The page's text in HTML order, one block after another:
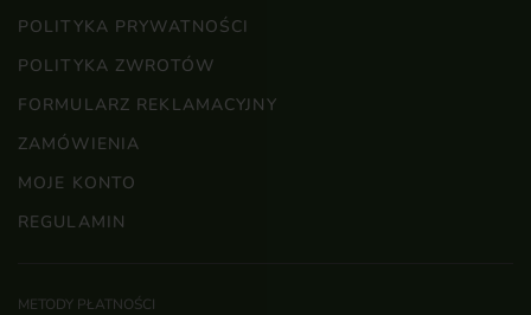
POLITYKA PRYWATNOŚCI
POLITYKA ZWROTÓW
FORMULARZ REKLAMACYJNY
ZAMÓWIENIA
MOJE KONTO
REGULAMIN
METODY PŁATNOŚCI